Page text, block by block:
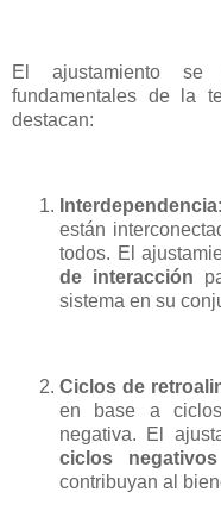
El ajustamiento se
fundamentales de la
destacan:
Interdependencia
están
todos. El
de interacción
sistema en su
Ciclos de
en base a
negativa. El
ciclos negativos
contribuyan al